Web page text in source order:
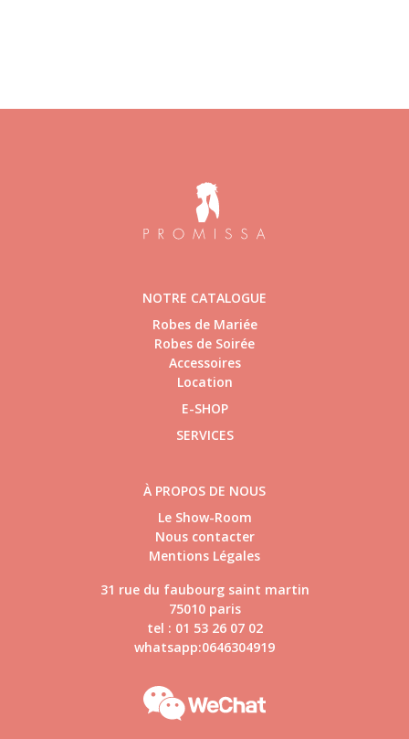
NOTRE CATALOGUE
Robes de Mariée
Robes de Soirée
Accessoires
Location
E-SHOP
SERVICES
À PROPOS DE NOUS
Le Show-Room
Nous contacter
Mentions Légales
31 rue du faubourg saint martin
75010 paris
tel : 01 53 26 07 02
whatsapp:0646304919